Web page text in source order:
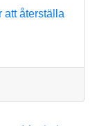
att återställa